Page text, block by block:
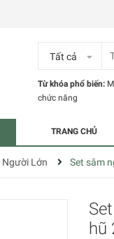
Tất cả
Từ khóa phổ biến:
chức năng
TRANG CHỦ
Lớn Set sâm
hũ